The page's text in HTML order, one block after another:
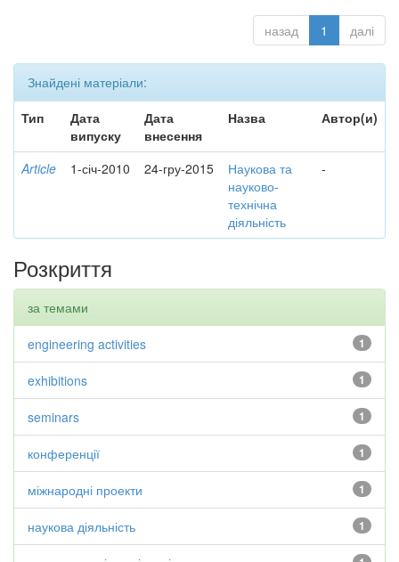
назад 1 далі
Знайдені матеріали:
Тип
Дата
випуску
Дата
внесення
Назва Автор(и)
Article 1-січ-2010 24-гру-2015
Наукова та
науково-
технічна
діяльність
-
Розкриття
за темами
1
engineering activities
1
exhibitions
1
seminars
1
конференції
1
міжнародні проекти
1
наукова діяльність